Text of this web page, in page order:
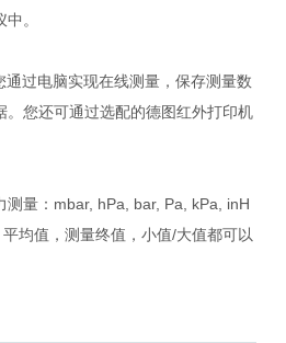
。
过电脑实现在线测量，保存测量数
。您还可通过选配的德图红外打印机
测量：mbar, hPa, bar, Pa, kPa, inH
均值，测量终值，小值/大值都可以